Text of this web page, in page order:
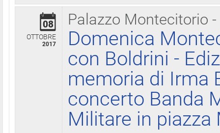
Palazzo Montecitorio
08
OTTOBRE
2017
Domenica
con Boldrini -
memoria di Irma
concerto Banda
Militare in